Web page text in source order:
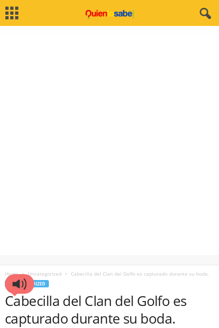
Home Uncategorized Cabecilla del Clan del Golfo es capturado durante su boda.
UNCATEGORIZED
Cabecilla del Clan del Golfo es
capturado durante su boda.